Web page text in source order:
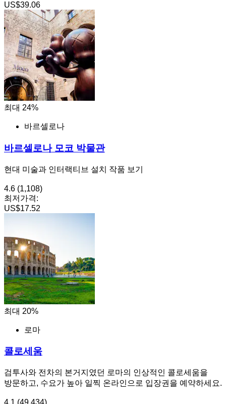
US$39.06
최대 24%
바르셀로나
바르셀로나 모코 박물관
현대 미술과 인터랙티브 설치 작품 보기
4.6 (1,108)
최저가격:
US$17.52
최대 20%
로마
콜로세움
검투사와 전차의 본거지였던 로마의 인상적인 콜로세움을
방문하고, 수요가 높아 일찍 온라인으로 입장권을 예약하세요.
4.1 (49,434)